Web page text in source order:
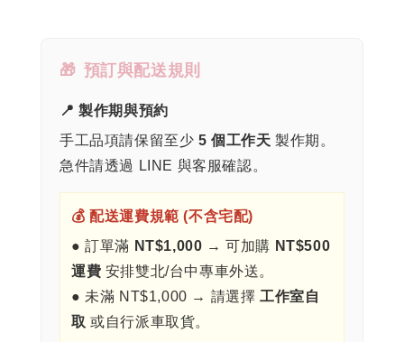
🎁 預訂與配送規則
📍 製作期與預約
手工品項請保留至少 5 個工作天 製作期。
急件請透過 LINE 與客服確認。
💰 配送運費規範 (不含宅配)
● 訂單滿 NT$1,000 → 可加購 NT$500
運費 安排雙北/台中專車外送。
● 未滿 NT$1,000 → 請選擇工作室自
取 或自行派車取貨。